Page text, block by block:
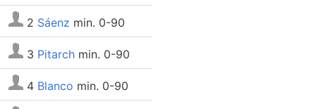
2 Sáenz min. 0-90
3 Pitarch min. 0-90
4 Blanco min. 0-90